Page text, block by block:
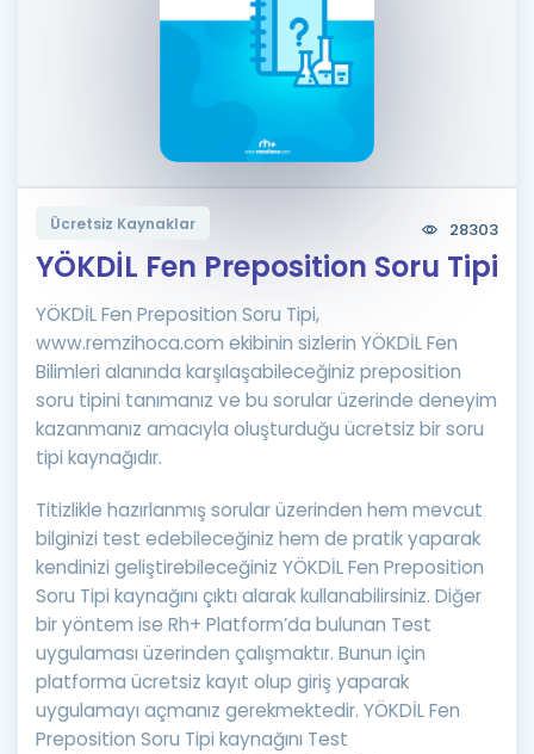
ÜYE DEĞİLİM
Puan Hesaplama
Rehberlik Aracı
ÖSYM Sınav Takvimi
Kampanyalar
Blog
İngilizce Gramer
Kariyer
Ücretsiz Kaynaklar 28303
YÖKDİL Fen Preposition Soru Tipi
YÖKDİL Fen Preposition Soru Tipi,
www.remzihoca.com ekibinin sizlerin YÖKDİL Fen
Bilimleri alanında karşılaşabileceğiniz preposition
soru tipini tanımanız ve bu sorular üzerinde deneyim
kazanmanız amacıyla oluşturduğu ücretsiz bir soru
tipi kaynağıdır.
Titizlikle hazırlanmış sorular üzerinden hem mevcut
bilginizi test edebileceğiniz hem de pratik yaparak
kendinizi geliştirebileceğiniz YÖKDİL Fen Preposition
Soru Tipi kaynağını çıktı alarak kullanabilirsiniz. Diğer
bir yöntem ise Rh+ Platform’da bulunan Test
uygulaması üzerinden çalışmaktır. Bunun için
platforma ücretsiz kayıt olup giriş yaparak
uygulamayı açmanız gerekmektedir. YÖKDİL Fen
Preposition Soru Tipi kaynağını Test